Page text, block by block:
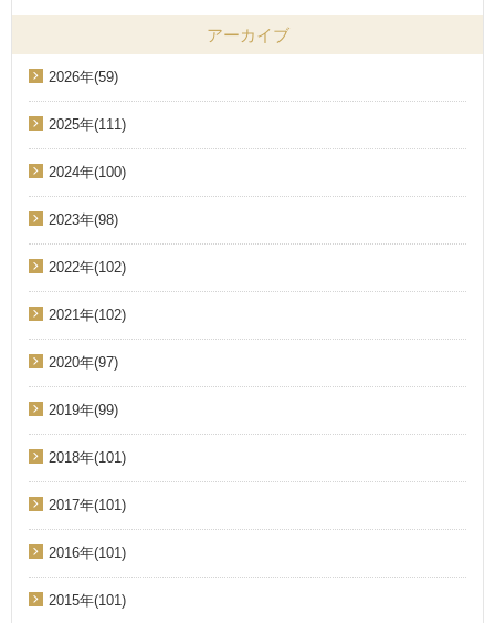
アーカイブ
2026年(59)
2025年(111)
2024年(100)
2023年(98)
2022年(102)
2021年(102)
2020年(97)
2019年(99)
2018年(101)
2017年(101)
2016年(101)
2015年(101)